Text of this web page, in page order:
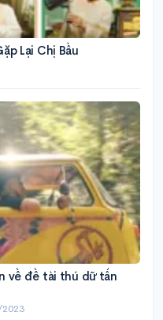
Lại Chị Bầu
về đề tài thú dữ tấn